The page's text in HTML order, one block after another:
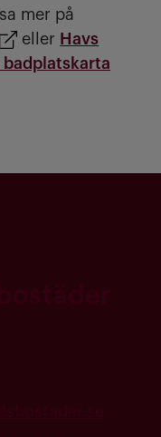
mer på
eller Havs